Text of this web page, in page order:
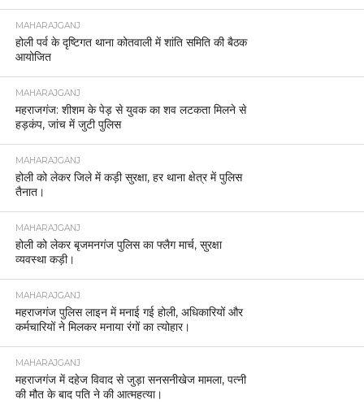
MAHARAJGANJ
होली पर्व के दृष्टिगत थाना कोतवाली में शांति समिति की बैठक
आयोजित
MAHARAJGANJ
महराजगंज: शीशम के पेड़ से युवक का शव लटकता मिलने से
हड़कंप, जांच में जुटी पुलिस
MAHARAJGANJ
होली को लेकर जिले में कड़ी सुरक्षा, हर थाना क्षेत्र में पुलिस
तैनात।
MAHARAJGANJ
होली को लेकर बृजमनगंज पुलिस का फ्लैग मार्च, सुरक्षा
व्यवस्था कड़ी।
MAHARAJGANJ
महराजगंज पुलिस लाइन में मनाई गई होली, अधिकारियों और
कर्मचारियों ने मिलकर मनाया रंगों का त्योहार।
MAHARAJGANJ
महराजगंज में दहेज विवाद से जुड़ा सनसनीखेज मामला, पत्नी
की मौत के बाद पति ने की आत्महत्या।